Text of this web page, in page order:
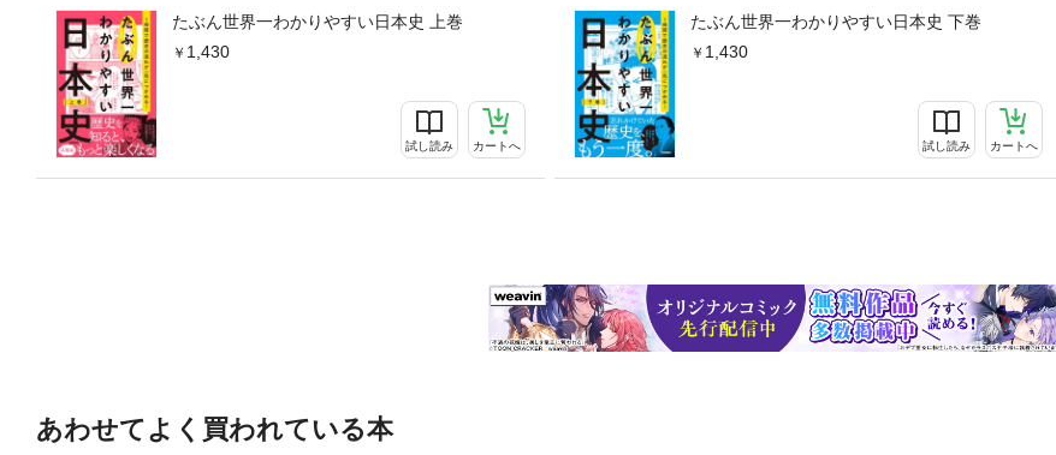
たぶん世界一わかりやすい日本史 上巻
1,430
試し読み カートへ
たぶん世界一わかりやすい日本史 下巻
1,430
試し読み カートへ
あわせてよく買われている本